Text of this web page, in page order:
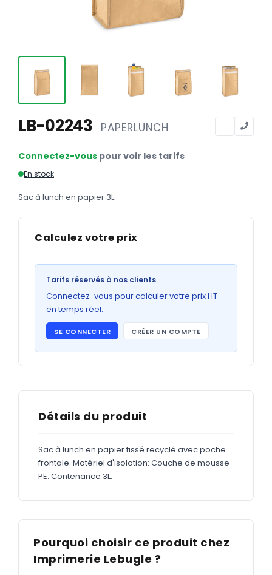
Calendriers bancaires
Tête de lettre
Enveloppes
Sous-mains
Chemises
GRAND FORMAT
Abribus
ADHÉSIFS
Étiquettes adhésives
Étiquettes adhésives en bobine
Adhésifs vitrine
MARQUAGE TEXTILE
Tee-shirts
LB-02243 PAPERLUNCH
Connectez-vous pour voir les tarifs
En stock
Sac à lunch en papier 3L.
Calculez votre prix
Tarifs réservés à nos clients
Connectez-vous pour calculer votre prix HT
en temps réel.
SE CONNECTER CRÉER UN COMPTE
Détails du produit
Sac à lunch en papier tissé recyclé avec poche
frontale. Matériel d'isolation: Couche de mousse
PE. Contenance 3L.
Pourquoi choisir ce produit chez
Imprimerie Lebugle ?